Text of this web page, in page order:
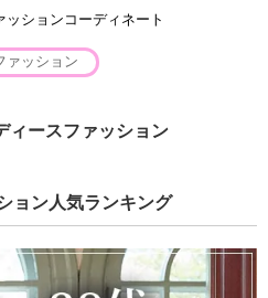
ションコーディネート
ァッション
ィースファッション
ョン人気ランキング